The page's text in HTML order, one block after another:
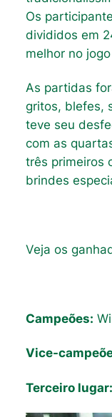
Os
divididos em
melhor no
As partidas
gritos, blefes,
teve seu
com as
três primeiros
brindes
Veja os
Campeões:
Vice-
Terceiro lugar: